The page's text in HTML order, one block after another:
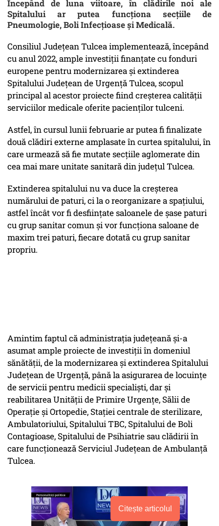
Începând de luna viitoare, în clădirile noi ale
Spitalului ar putea funcționa secțiile de
Pneumologie, Boli Infecțioase și Medicală.
Consiliul Județean Tulcea implementează, începând
cu anul 2022, ample investiții finanțate cu fonduri
europene pentru modernizarea și extinderea
Spitalului Județean de Urgență Tulcea, scopul
principal al acestor proiecte fiind creșterea calității
serviciilor medicale oferite pacienților tulceni.
Astfel, în cursul lunii februarie ar putea fi finalizate
două clădiri externe amplasate în curtea spitalului, în
care urmează să fie mutate secțiile aglomerate din
cea mai mare unitate sanitară din județul Tulcea.
Extinderea spitalului nu va duce la creșterea
numărului de paturi, ci la o reorganizare a spațiului,
astfel încât vor fi desființate saloanele de șase paturi
cu grup sanitar comun și vor funcționa saloane de
maxim trei paturi, fiecare dotată cu grup sanitar
propriu.
Amintim faptul că administrația județeană și-a
asumat ample proiecte de investiții în domeniul
sănătății, de la modernizarea și extinderea Spitalului
Județean de Urgență, până la asigurarea de locuințe
de servicii pentru medicii specialiști, dar și
reabilitarea Unității de Primire Urgențe, Sălii de
Operație și Ortopedie, Stației centrale de sterilizare,
Ambulatoriului, Spitalului TBC, Spitalului de Boli
Contagioase, Spitalului de Psihiatrie sau clădirii în
care funcționează Serviciul Județean de Ambulanță
Tulcea.
Citește articolul